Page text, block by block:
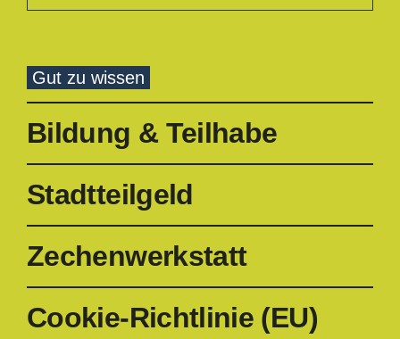
Gut zu wissen
Bildung & Teilhabe
Stadtteilgeld
Zechenwerkstatt
Cookie-Richtlinie (EU)